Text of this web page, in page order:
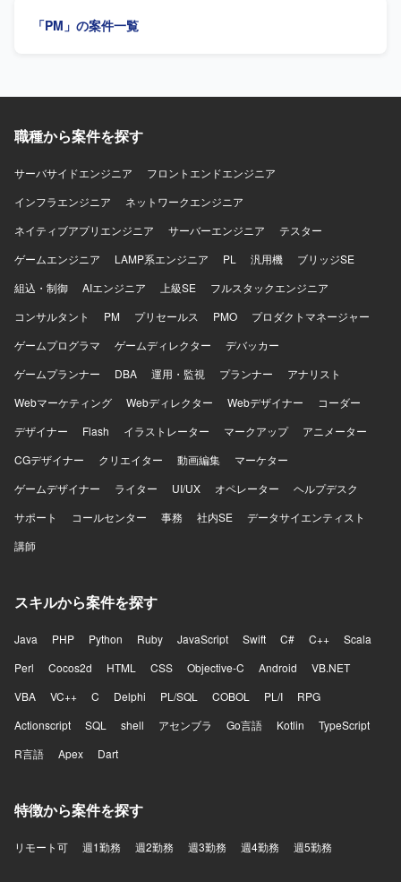
ンツールとしてMeet、Slackを使用します。
「PM」の案件一覧
職種から案件を探す
サーバサイドエンジニア
フロントエンドエンジニア
インフラエンジニア
ネットワークエンジニア
ネイティブアプリエンジニア
サーバーエンジニア
テスター
ゲームエンジニア
LAMP系エンジニア PL 汎用機
ブリッジSE
組込・制御
AIエンジニア 上級SE
フルスタックエンジニア
コンサルタント
PM プリセールス PMO
プロダクトマネージャー
ゲームプログラマ
ゲームディレクター
デバッカー
ゲームプランナー
DBA 運用・監視 プランナー
アナリスト
Webマーケティング
Webディレクター Webデザイナー
コーダー
デザイナー
Flash イラストレーター マークアップ
アニメーター
CGデザイナー
クリエイター 動画編集
マーケター
ゲームデザイナー
ライター UI/UX オペレーター
ヘルプデスク
サポート
コールセンター 事務 社内SE
データサイエンティスト
講師
スキルから案件を探す
Java PHP Python Ruby JavaScript Swift C# C++
Scala
Perl
Cocos2d HTML CSS Objective-C Android
VB.NET
VBA
VC++ C Delphi PL/SQL COBOL PL/I
RPG
Actionscript
SQL shell アセンブラ Go言語 Kotlin
TypeScript
R言語
Apex Dart
特徴から案件を探す
リモート可 週1勤務 週2勤務 週3勤務 週4勤務 週5勤務